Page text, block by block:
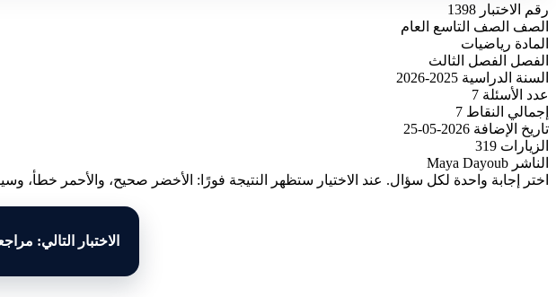
رقم الاختبار 1398
الصف الصف التاسع العام
المادة رياضيات
الفصل الفصل الثالث
السنة الدراسية 2025-2026
عدد الأسئلة 7
إجمالي النقاط 7
تاريخ الإضافة 2026-05-25
الزيارات 319
الناشر Maya Dayoub
اختر إجابة واحدة لكل سؤال. عند الاختيار ستظهر النتيجة فورًا: الأخضر صحيح، والأحمر خطأ،
الاختبار التالي: